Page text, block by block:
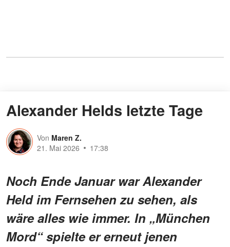
Alexander Helds letzte Tage
Von Maren Z.
21. Mai 2026
17:38
Noch Ende Januar war Alexander
Held im Fernsehen zu sehen, als
wäre alles wie immer. In „München
Mord“ spielte er erneut jenen